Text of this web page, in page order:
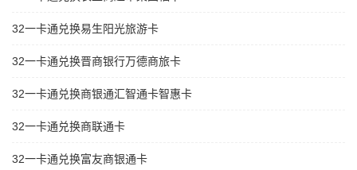
32一卡通兑换易生阳光旅游卡
32一卡通兑换晋商银行万德商旅卡
32一卡通兑换商银通汇智通卡智惠卡
32一卡通兑换商联通卡
32一卡通兑换富友商银通卡